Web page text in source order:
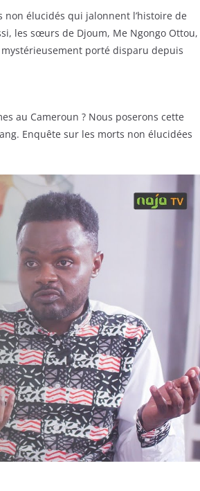
non élucidés qui jalonnent l’histoire de
les sœurs de Djoum, Me Ngongo Ottou,
porté disparu depuis
au Cameroun ? Nous poserons cette
Enquête sur les morts non élucidées